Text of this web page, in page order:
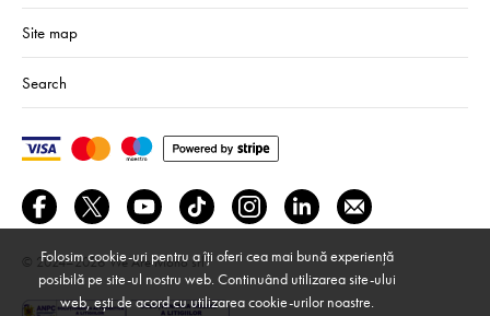
Site map
Search
© 2024–2026 We Are Mono srl
Folosim cookie-uri pentru a îți oferi cea mai bună experiență
posibilă pe site-ul nostru web. Continuând utilizarea site-ului
web, ești de acord cu utilizarea cookie-urilor noastre.